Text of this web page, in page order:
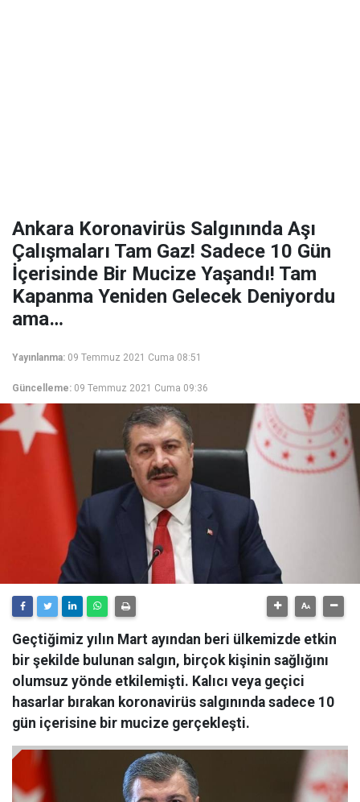
Ankara Koronavirüs Salgınında Aşı
Çalışmaları Tam Gaz! Sadece 10 Gün
İçerisinde Bir Mucize Yaşandı! Tam
Kapanma Yeniden Gelecek Deniyordu
ama…
Yayınlanma: 09 Temmuz 2021 Cuma 08:51
Güncelleme: 09 Temmuz 2021 Cuma 09:36
Geçtiğimiz yılın Mart ayından beri ülkemizde etkin
bir şekilde bulunan salgın, birçok kişinin sağlığını
olumsuz yönde etkilemişti. Kalıcı veya geçici
hasarlar bırakan koronavirüs salgınında sadece 10
gün içerisine bir mucize gerçekleşti.